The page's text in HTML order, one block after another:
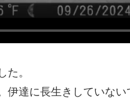
。
達に長生きしていない